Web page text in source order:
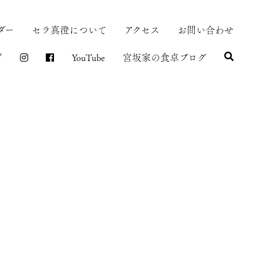
ー セラ真澄について アクセス お問い合わせ
YouTube 宮坂家の食卓ブログ